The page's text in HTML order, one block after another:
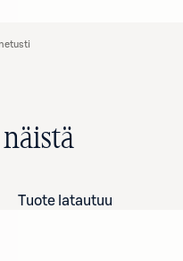
näistä
Tuote latautuu